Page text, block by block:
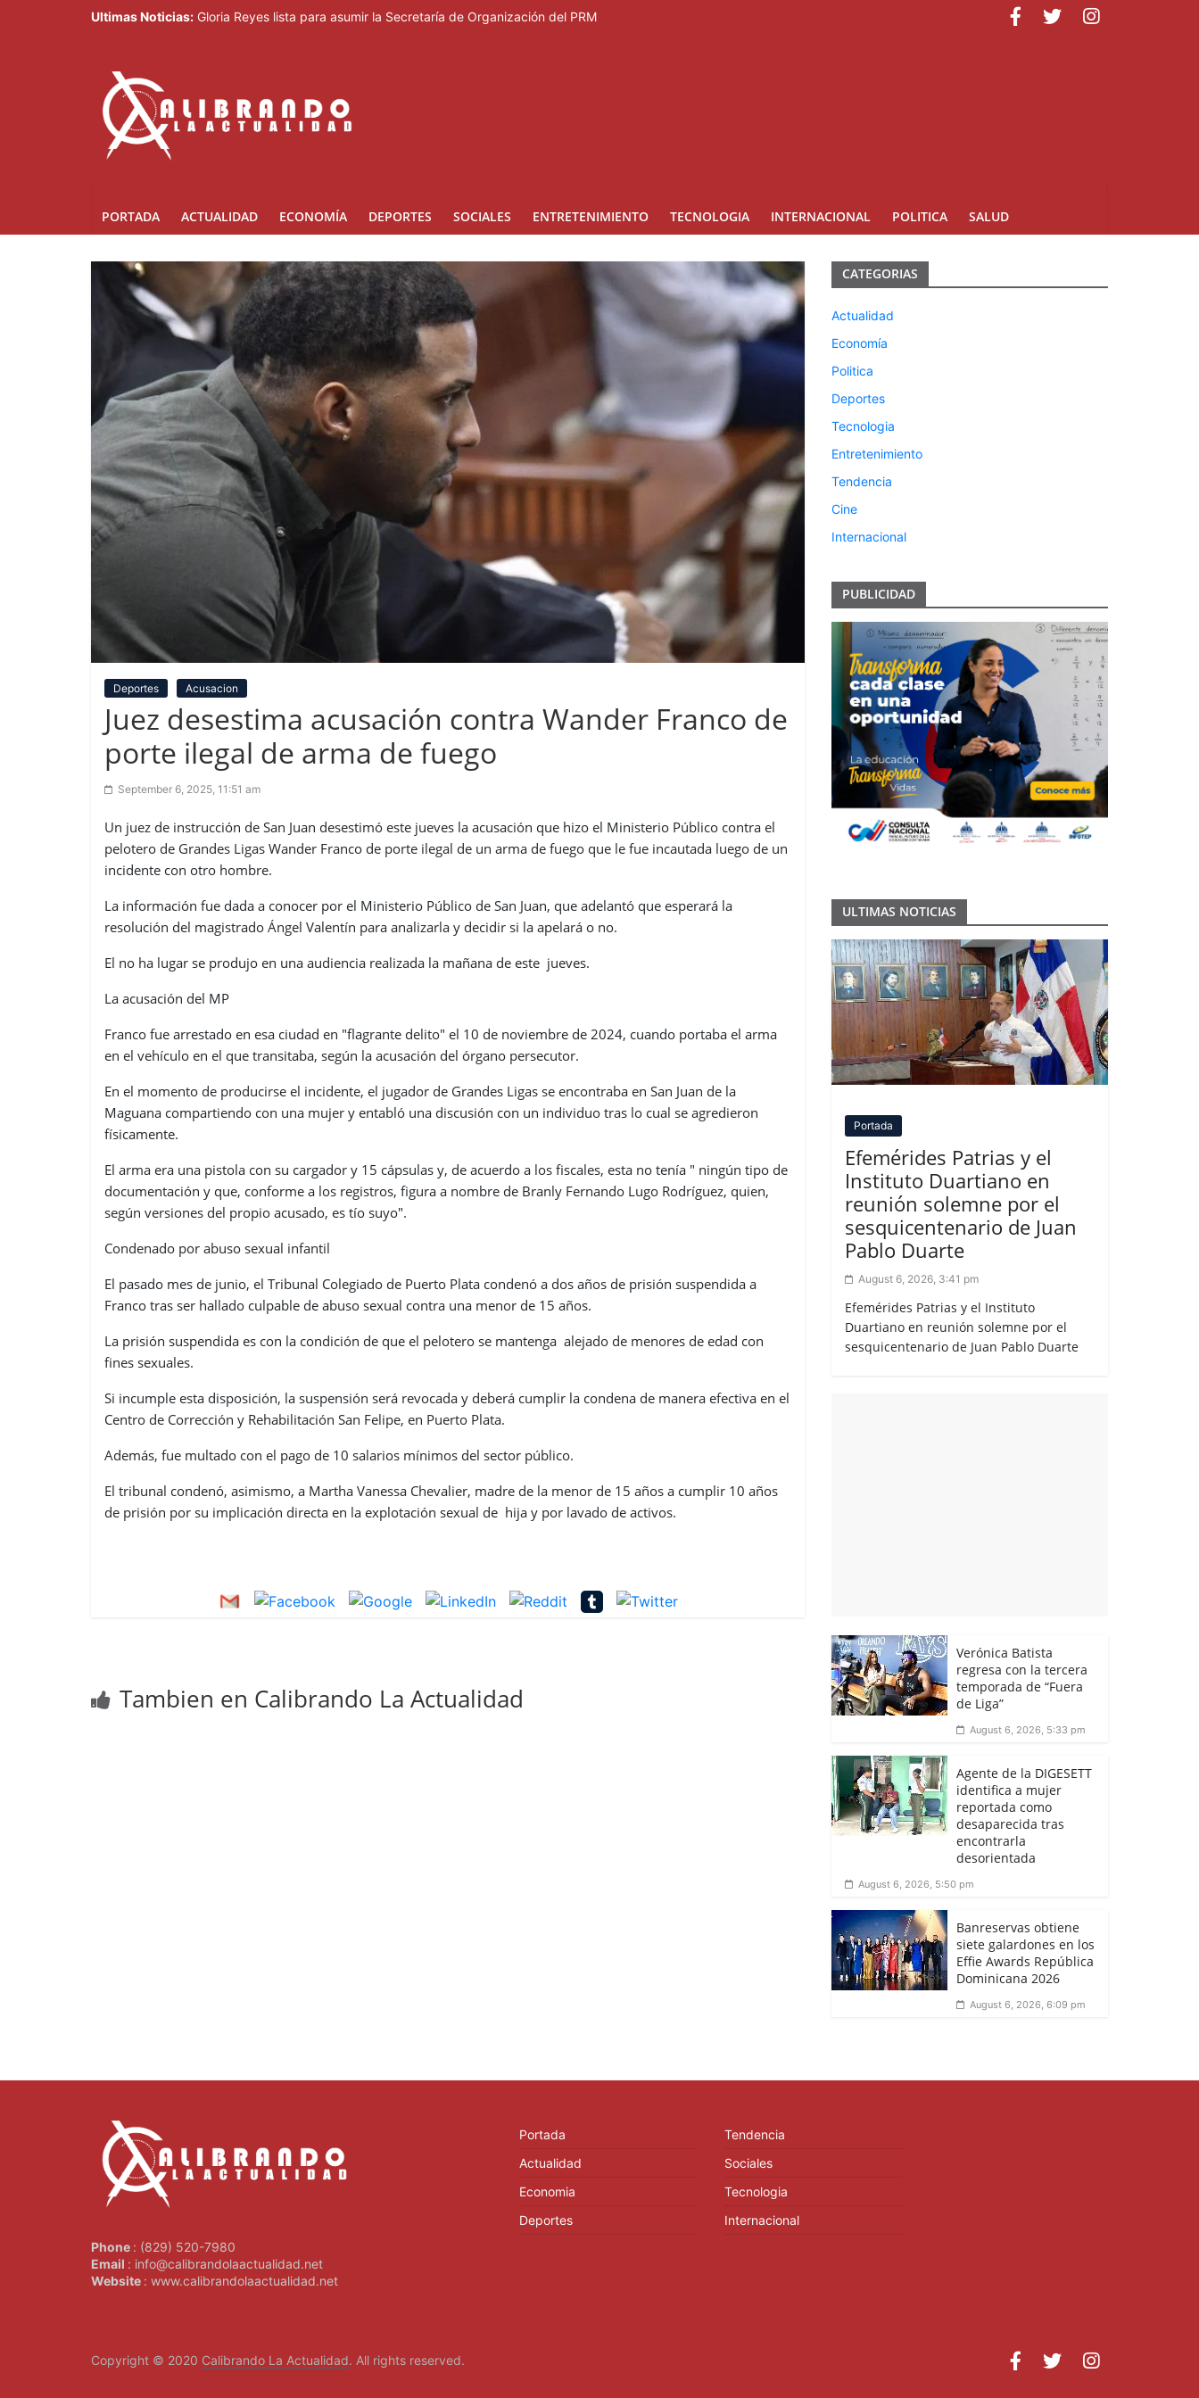
Ultimas Noticias: Gloria Reyes lista para asumir la Secretaría de Organización del PRM
PORTADA ACTUALIDAD ECONOMÍA DEPORTES SOCIALES ENTRETENIMIENTO TECNOLOGIA INTERNACIONAL POLITICA SALUD
Deportes Acusacion
Juez desestima acusación contra Wander Franco de
porte ilegal de arma de fuego
September 6, 2025, 11:51 am
Un juez de instrucción de San Juan desestimó este jueves la acusación que hizo el Ministerio Público contra el
pelotero de Grandes Ligas Wander Franco de porte ilegal de un arma de fuego que le fue incautada luego de un
incidente con otro hombre.
La información fue dada a conocer por el Ministerio Público de San Juan, que adelantó que esperará la
resolución del magistrado Ángel Valentín para analizarla y decidir si la apelará o no.
El no ha lugar se produjo en una audiencia realizada la mañana de este jueves.
La acusación del MP
Franco fue arrestado en esa ciudad en "flagrante delito" el 10 de noviembre de 2024, cuando portaba el arma
en el vehículo en el que transitaba, según la acusación del órgano persecutor.
En el momento de producirse el incidente, el jugador de Grandes Ligas se encontraba en San Juan de la
Maguana compartiendo con una mujer y entabló una discusión con un individuo tras lo cual se agredieron
físicamente.
El arma era una pistola con su cargador y 15 cápsulas y, de acuerdo a los fiscales, esta no tenía " ningún tipo de
documentación y que, conforme a los registros, figura a nombre de Branly Fernando Lugo Rodríguez, quien,
según versiones del propio acusado, es tío suyo".
Condenado por abuso sexual infantil
El pasado mes de junio, el Tribunal Colegiado de Puerto Plata condenó a dos años de prisión suspendida a
Franco tras ser hallado culpable de abuso sexual contra una menor de 15 años.
La prisión suspendida es con la condición de que el pelotero se mantenga alejado de menores de edad con
fines sexuales.
Si incumple esta disposición, la suspensión será revocada y deberá cumplir la condena de manera efectiva en el
Centro de Corrección y Rehabilitación San Felipe, en Puerto Plata.
Además, fue multado con el pago de 10 salarios mínimos del sector público.
El tribunal condenó, asimismo, a Martha Vanessa Chevalier, madre de la menor de 15 años a cumplir 10 años
de prisión por su implicación directa en la explotación sexual de hija y por lavado de activos.
Tambien en Calibrando La Actualidad
CATEGORIAS
Actualidad
Economía
Politica
Deportes
Tecnologia
Entretenimiento
Tendencia
Cine
Internacional
PUBLICIDAD
ULTIMAS NOTICIAS
Portada
Efemérides Patrias y el
Instituto Duartiano en
reunión solemne por el
sesquicentenario de Juan
Pablo Duarte
August 6, 2026, 3:41 pm
Efemérides Patrias y el Instituto
Duartiano en reunión solemne por el
sesquicentenario de Juan Pablo Duarte
Verónica Batista
regresa con la tercera
temporada de “Fuera
de Liga”
August 6, 2026, 5:33 pm
Agente de la DIGESETT
identifica a mujer
reportada como
desaparecida tras
encontrarla
desorientada
August 6, 2026, 5:50 pm
Banreservas obtiene
siete galardones en los
Effie Awards República
Dominicana 2026
August 6, 2026, 6:09 pm
Phone : (829) 520-7980
Email : info@calibrandolaactualidad.net
Website : www.calibrandolaactualidad.net
Portada
Actualidad
Economia
Deportes
Tendencia
Sociales
Tecnologia
Internacional
Copyright © 2020 Calibrando La Actualidad. All rights reserved.